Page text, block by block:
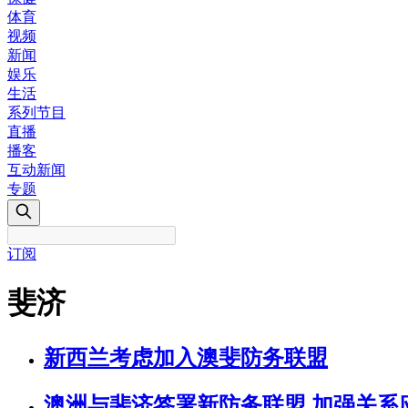
体育
视频
新闻
娱乐
生活
系列节目
直播
播客
互动新闻
专题
订阅
斐济
新西兰考虑加入澳斐防务联盟